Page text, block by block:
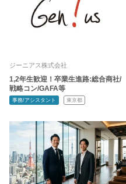
ジーニアス株式会社
1,2年生歓迎！卒業生進路:総合商社/
戦略コン/GAFA等
事務/アシスタント 東京都